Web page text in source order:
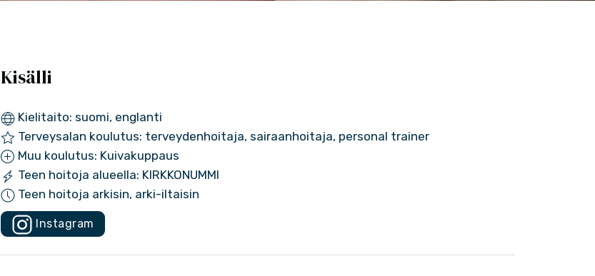
Kisälli
Kielitaito: suomi, englanti
Terveysalan koulutus: terveydenhoitaja, sairaanhoitaja, personal trainer
Muu koulutus: Kuivakuppaus
Teen hoitoja alueella: KIRKKONUMMI
Teen hoitoja arkisin, arki-iltaisin
Instagram